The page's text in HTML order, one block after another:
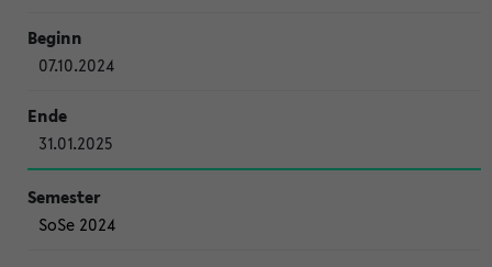
07.10.2024
31.01.2025
SoSe 2024